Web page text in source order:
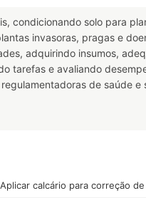
condicionando solo para
invasoras, pragas e
adquirindo insumos,
tarefas e avaliando
de saúde
Aplicar calcário para correção